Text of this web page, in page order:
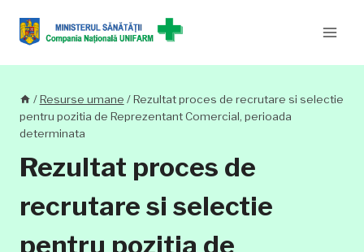
content
/ Resurse umane / Rezultat proces de recrutare si selectie
pentru pozitia de Reprezentant Comercial, perioada
determinata
Rezultat proces de
recrutare si selectie
pentru pozitia de